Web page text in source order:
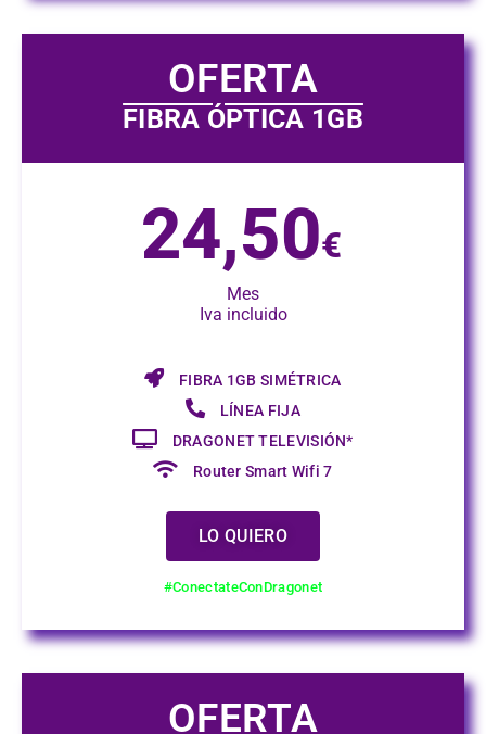
OFERTA
FIBRA ÓPTICA 1GB
24,50€
Mes
Iva incluido
FIBRA 1GB SIMÉTRICA
LÍNEA FIJA
DRAGONET TELEVISIÓN*
Router Smart Wifi 7
LO QUIERO
#ConectateConDragonet
OFERTA